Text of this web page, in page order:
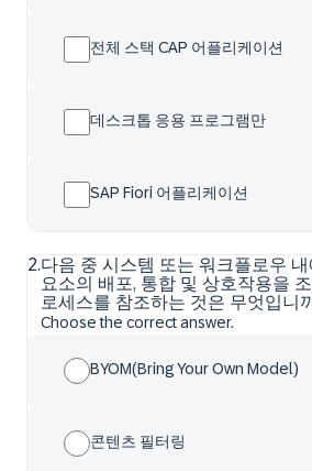
전체 스택 CAP 어플리케이션
데스크톱 응용 프로그램만
SAP Fiori 어플리케이션
2.다음 중 시스템 또는 워크플로우
요소의 배포, 통합 및 상호작용을
로세스를 참조하는 것은 무엇입니
Choose the correct answer.
BYOM(Bring Your Own Model)
콘텐츠 필터링